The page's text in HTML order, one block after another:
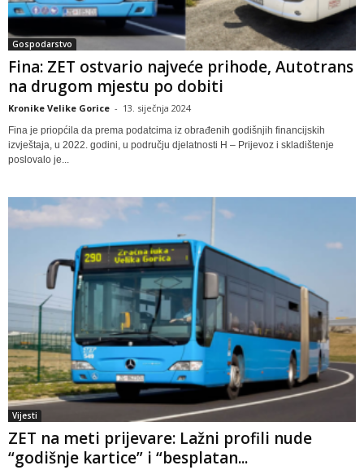
Gospodarstvo
Fina: ZET ostvario najveće prihode, Autotrans
na drugom mjestu po dobiti
Kronike Velike Gorice - 13. siječnja 2024
Fina je priopćila da prema podatcima iz obrađenih godišnjih financijskih
izvještaja, u 2022. godini, u području djelatnosti H – Prijevoz i skladištenje
poslovalo je...
Vijesti
ZET na meti prijevare: Lažni profili nude
“godišnje kartice” i “besplatan...